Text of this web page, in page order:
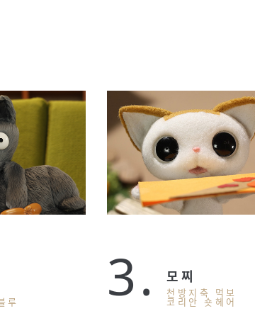
루 3. 모찌
천방지축 먹보
코리안 숏헤어